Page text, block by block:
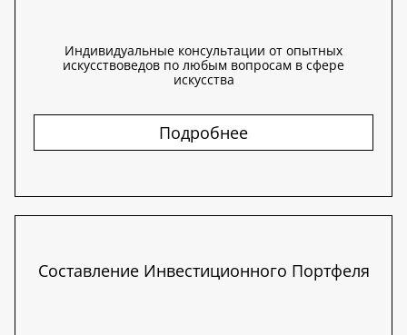
Индивидуальные консультации от опытных
искусствоведов по любым вопросам в сфере
искусства
Подробнее
Составление Инвестиционного Портфеля